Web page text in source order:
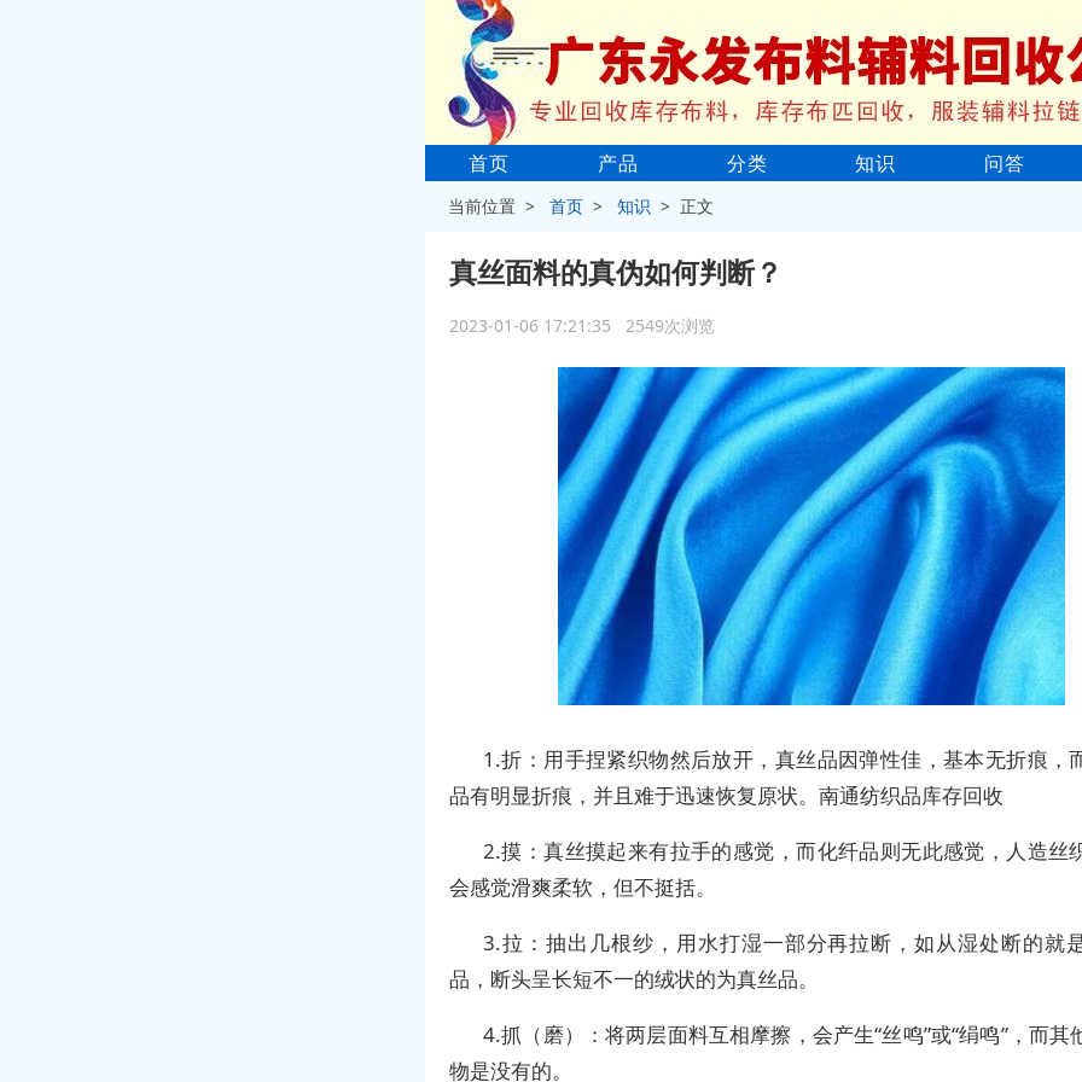
首页 产品 分类 知识 问答
当前位置 >首页 >知识 > 正文
真丝面料的真伪如何判断？
2023-01-06 17:21:35 2549次浏览
1.折：用手捏紧织物然后放开，真丝品因弹性佳，基本无折痕，
品有明显折痕，并且难于迅速恢复原状。南通纺织品库存回收
2.摸：真丝摸起来有拉手的感觉，而化纤品则无此感觉，人造丝
会感觉滑爽柔软，但不挺括。
3.拉：抽出几根纱，用水打湿一部分再拉断，如从湿处断的就
品，断头呈长短不一的绒状的为真丝品。
4.抓（磨）：将两层面料互相摩擦，会产生“丝鸣”或“绢鸣”，而其
物是没有的。